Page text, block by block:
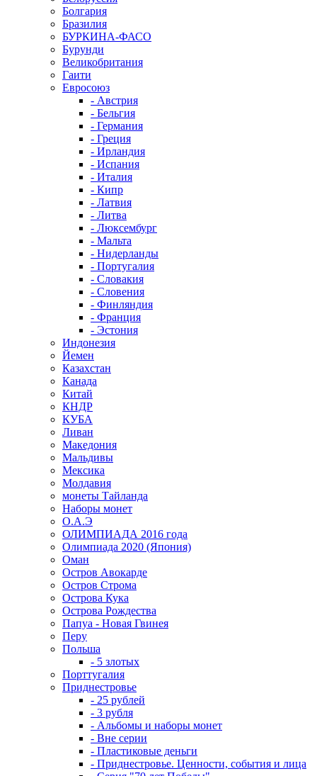
Болгария
Бразилия
БУРКИНА-ФАСО
Бурунди
Великобритания
Гаити
Евросоюз
- Австрия
- Бельгия
- Германия
- Греция
- Ирландия
- Испания
- Италия
- Кипр
- Латвия
- Литва
- Люксембург
- Мальта
- Нидерланды
- Португалия
- Словакия
- Словения
- Финляндия
- Франция
- Эстония
Индонезия
Йемен
Казахстан
Канада
Китай
КНДР
КУБА
Ливан
Македония
Мальдивы
Мексика
Молдавия
монеты Тайланда
Наборы монет
О.А.Э
ОЛИМПИАДА 2016 года
Олимпиада 2020 (Япония)
Оман
Остров Авокарде
Остров Строма
Острова Кука
Острова Рождества
Папуа - Новая Гвинея
Перу
Польша
- 5 злотых
Порттугалия
Приднестровье
- 25 рублей
- 3 рубля
- Альбомы и наборы монет
- Вне серии
- Пластиковые деньги
- Приднестровье. Ценности, события и лица